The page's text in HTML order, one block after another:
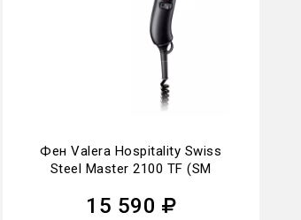
Фен Valera Hospitality Swiss
Steel Master 2100 TF (SM
15 590